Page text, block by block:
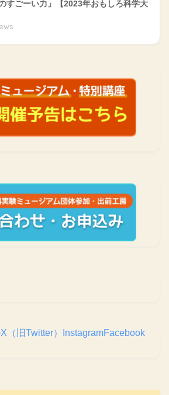
のすごーい力」【2023年おもしろ科学大
X（旧Twitter） InstagramFacebook